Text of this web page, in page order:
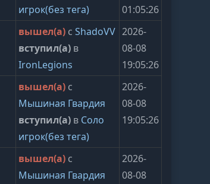
игрок(без тега)
01:05:26
вышел(а) сShadoVV
вступил(а) в
IronLegions
2026-
08-08
19:05:26
вышел(а) с
Мышиная Гвардия
вступил(а) в Соло
игрок(без тега)
2026-
08-08
19:05:26
вышел(а) с
Мышиная Гвардия
2026-
08-08